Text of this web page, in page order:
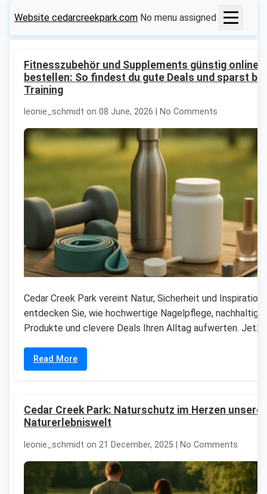
Website cedarcreekpark.com No menu assigned
Fitnesszubehör und Supplements günstig online
bestellen: So findest du gute Deals und sparst
Training
leonie_schmidt on 08 June, 2026 | No Comments
Cedar Creek Park vereint Natur, Sicherheit und Inspiration
entdecken Sie, wie hochwertige Nagelpflege, nachhaltige
Produkte und clevere Deals Ihren Alltag aufwerten.
Read More
Cedar Creek Park: Naturschutz im Herzen unserer
Naturerlebniswelt
leonie_schmidt on 21 December, 2025 | No Comments